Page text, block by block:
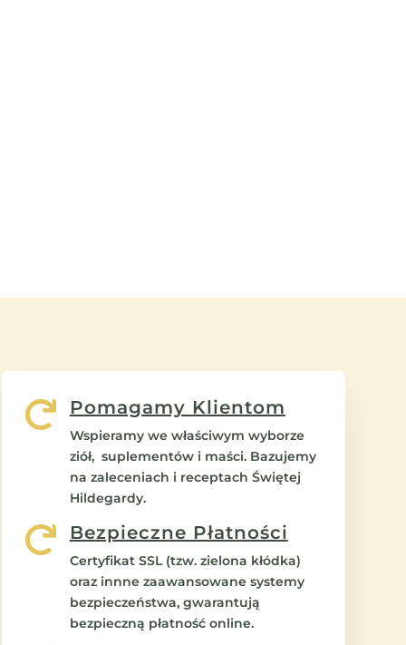
 Pomagamy Klientom
Wspieramy we właściwym wyborze
ziół, suplementów i maści. Bazujemy
na zaleceniach i receptach Świętej
Hildegardy.
 Bezpieczne Płatności
Certyfikat SSL (tzw. zielona kłódka)
oraz innne zaawansowane systemy
bezpieczeństwa, gwarantują
bezpieczną płatność online.